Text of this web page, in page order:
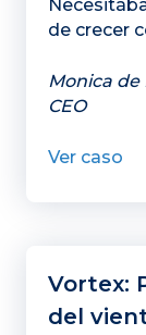
de crecer
Monica de
CEO
Ver caso
Vortex:
del